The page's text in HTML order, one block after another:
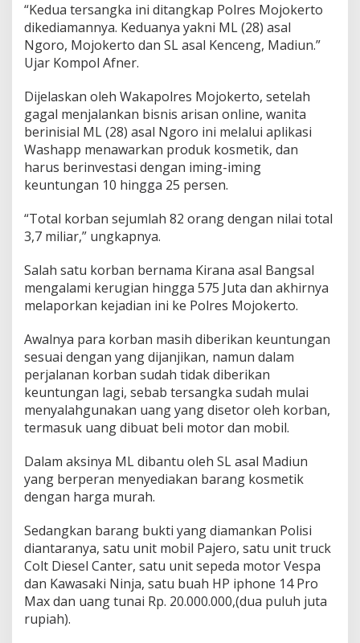
l
r
e
M
j
o
k
r
t
o
“Kedua tersangka ini ditangkap Polres Mojokerto
dikediamannya. Keduanya yakni ML (28) asal
Ngoro, Mojokerto dan SL asal Kenceng, Madiun.”
Ujar Kompol Afner.
Dijelaskan oleh Wakapolres Mojokerto, setelah
gagal menjalankan bisnis arisan online, wanita
berinisial ML (28) asal Ngoro ini melalui aplikasi
Washapp menawarkan produk kosmetik, dan
harus berinvestasi dengan iming-iming
keuntungan 10 hingga 25 persen.
“Total korban sejumlah 82 orang dengan nilai total
3,7 miliar,” ungkapnya.
Salah satu korban bernama Kirana asal Bangsal
mengalami kerugian hingga 575 Juta dan akhirnya
melaporkan kejadian ini ke Polres Mojokerto.
Awalnya para korban masih diberikan keuntungan
sesuai dengan yang dijanjikan, namun dalam
perjalanan korban sudah tidak diberikan
keuntungan lagi, sebab tersangka sudah mulai
menyalahgunakan uang yang disetor oleh korban,
termasuk uang dibuat beli motor dan mobil.
Dalam aksinya ML dibantu oleh SL asal Madiun
yang berperan menyediakan barang kosmetik
dengan harga murah.
Sedangkan barang bukti yang diamankan Polisi
diantaranya, satu unit mobil Pajero, satu unit truck
Colt Diesel Canter, satu unit sepeda motor Vespa
dan Kawasaki Ninja, satu buah HP iphone 14 Pro
Max dan uang tunai Rp. 20.000.000,(dua puluh juta
rupiah).